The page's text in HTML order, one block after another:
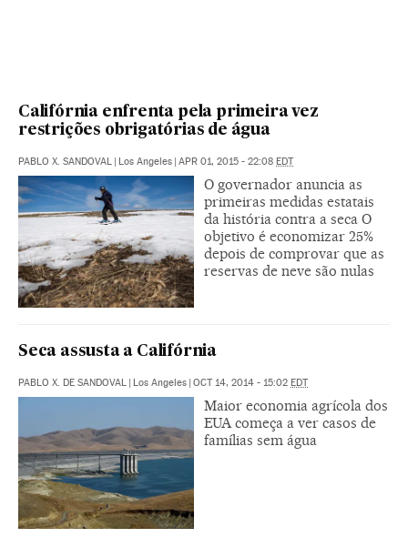
Califórnia enfrenta pela primeira vez
restrições obrigatórias de água
PABLO X. SANDOVAL | Los Angeles | APR 01, 2015 - 22:08 EDT
O governador anuncia as
primeiras medidas estatais
da história contra a seca O
objetivo é economizar 25%
depois de comprovar que as
reservas de neve são nulas
Seca assusta a Califórnia
PABLO X. DE SANDOVAL | Los Angeles | OCT 14, 2014 - 15:02 EDT
Maior economia agrícola dos
EUA começa a ver casos de
famílias sem água